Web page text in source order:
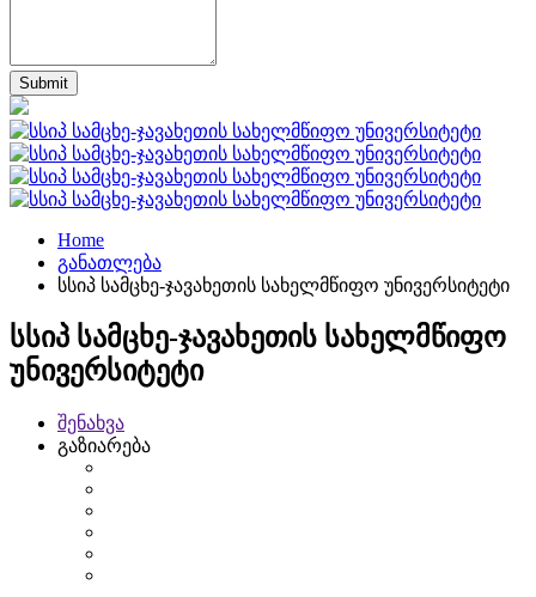
Home
განათლება
სსიპ სამცხე-ჯავახეთის სახელმწიფო უნივერსიტეტი
სსიპ სამცხე-ჯავახეთის სახელმწიფო
უნივერსიტეტი
შენახვა
გაზიარება